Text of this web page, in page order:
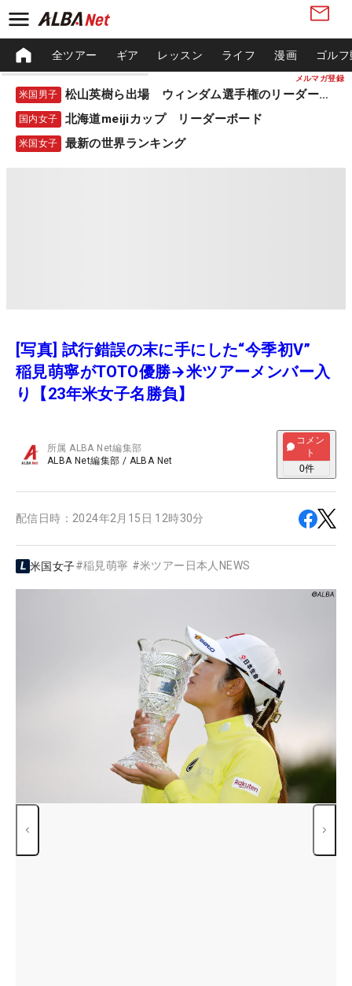
メルマガ登録
全ツアー ギア レッスン ライフ 漫画 ゴル
米国男子 松山英樹ら出場 ウィンダム選手権のリーダーボード
国内女子 北海道meijiカップ リーダーボード
米国女子 最新の世界ランキング
[写真] 試行錯誤の末に手にした“今季初V”
稲見萌寧がTOTO優勝→米ツアーメンバー入
り【23年米女子名勝負】
所属ALBA Net編集部
ALBA Net編集部 / ALBA Net
コメン
ト
0件
配信日時： 2024年2月15日 12時30分
米国女子#稲見萌寧 #米ツアー日本人NEWS